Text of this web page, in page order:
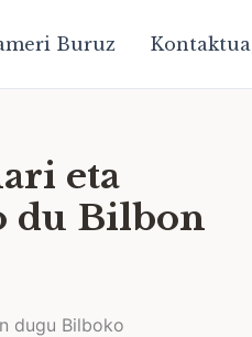
Buruz Kontaktua
eta
du Bilbon
dugu Bilboko